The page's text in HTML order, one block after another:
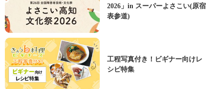
2026」in スーパーよさこい(原宿
表参道)
工程写真付き！ビギナー向けレ
シピ特集